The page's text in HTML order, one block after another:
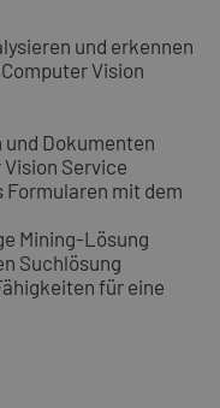
und erkennen
Vision
und Dokumenten
Service
Formularen mit dem
Mining-Lösung
Suchlösung
für eine